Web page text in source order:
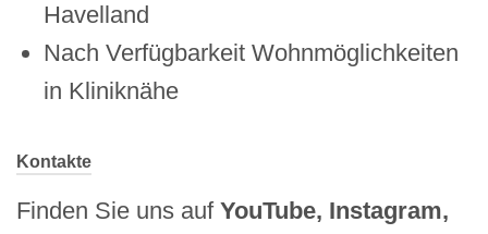
Havelland
Nach Verfügbarkeit Wohnmöglichkeiten
in Kliniknähe
Kontakte
Finden Sie uns aufYouTube, Instagram,